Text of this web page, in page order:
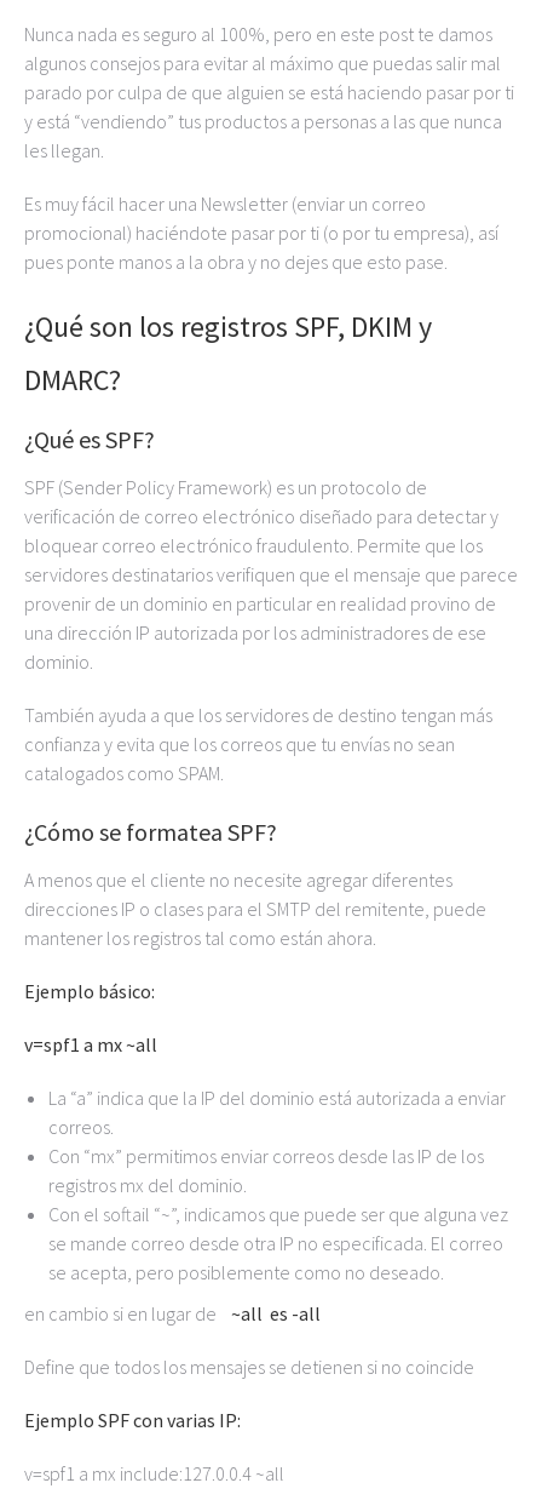
Nunca nada es seguro al 100%, pero en este post te damos
algunos consejos para evitar al máximo que puedas salir mal
parado por culpa de que alguien se está haciendo pasar por ti
y está “vendiendo” tus productos a personas a las que nunca
les llegan.
Es muy fácil hacer una Newsletter (enviar un correo
promocional) haciéndote pasar por ti (o por tu empresa), así
pues ponte manos a la obra y no dejes que esto pase.
¿Qué son los registros SPF, DKIM y
DMARC?
¿Qué es SPF?
SPF (Sender Policy Framework) es un protocolo de
verificación de correo electrónico diseñado para detectar y
bloquear correo electrónico fraudulento. Permite que los
servidores destinatarios verifiquen que el mensaje que parece
provenir de un dominio en particular en realidad provino de
una dirección IP autorizada por los administradores de ese
dominio.
También ayuda a que los servidores de destino tengan más
confianza y evita que los correos que tu envías no sean
catalogados como SPAM.
¿Cómo se formatea SPF?
A menos que el cliente no necesite agregar diferentes
direcciones IP o clases para el SMTP del remitente, puede
mantener los registros tal como están ahora.
Ejemplo básico:
v=spf1 a mx ~all
La “a” indica que la IP del dominio está autorizada a enviar
correos.
Con “mx” permitimos enviar correos desde las IP de los
registros mx del dominio.
Con el softail “~”, indicamos que puede ser que alguna vez
se mande correo desde otra IP no especificada. El correo
se acepta, pero posiblemente como no deseado.
en cambio si en lugar de ~all es -all
Define que todos los mensajes se detienen si no coincide
Ejemplo SPF con varias IP:
v=spf1 a mx include:127.0.0.4 ~all